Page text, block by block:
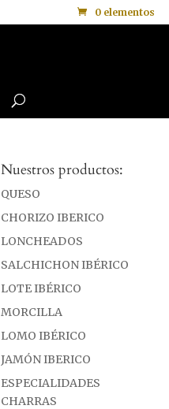
0 elementos
Nuestros productos:
QUESO
CHORIZO IBERICO
LONCHEADOS
SALCHICHON IBÉRICO
LOTE IBÉRICO
MORCILLA
LOMO IBÉRICO
JAMÓN IBERICO
ESPECIALIDADES
CHARRAS